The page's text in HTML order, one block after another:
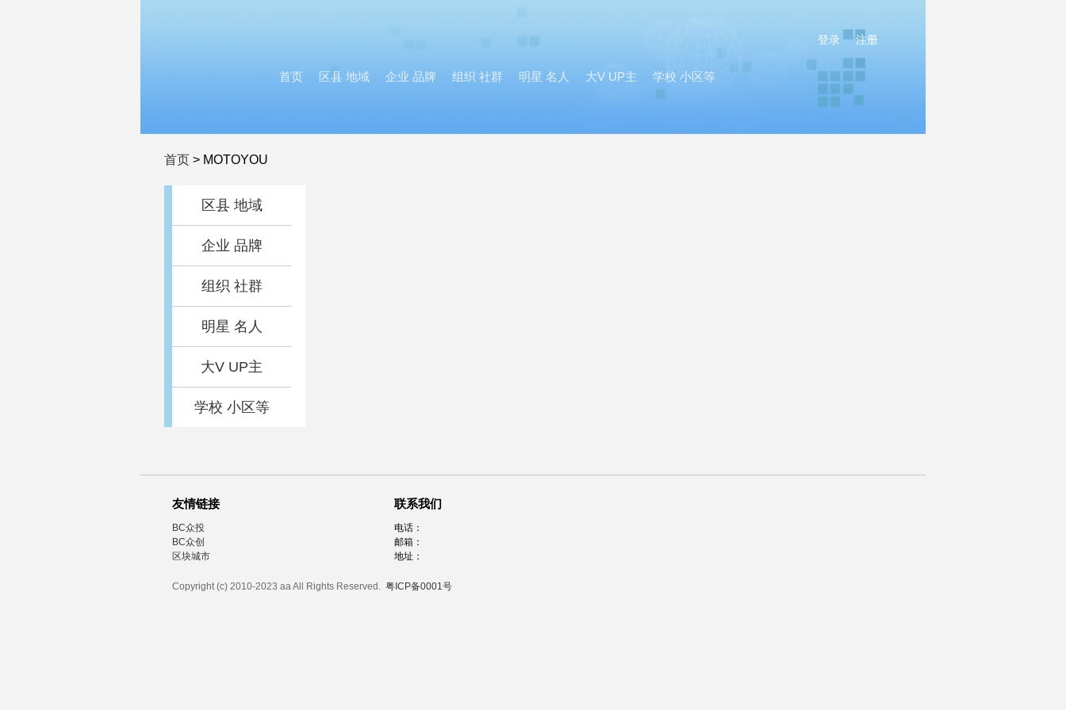
注册
登录
首页 区县 地域 企业 品牌 组织 社群 明星 名人 大V UP主 学校 小区等
首页 > MOTOYOU
区县 地域
企业 品牌
组织 社群
明星 名人
大V UP主
学校 小区等
友情链接
BC众投
BC众创
区块城市
联系我们
电话：
邮箱：
地址：
Copyright (c) 2010-2023 aa All Rights Reserved. 粤ICP备0001号